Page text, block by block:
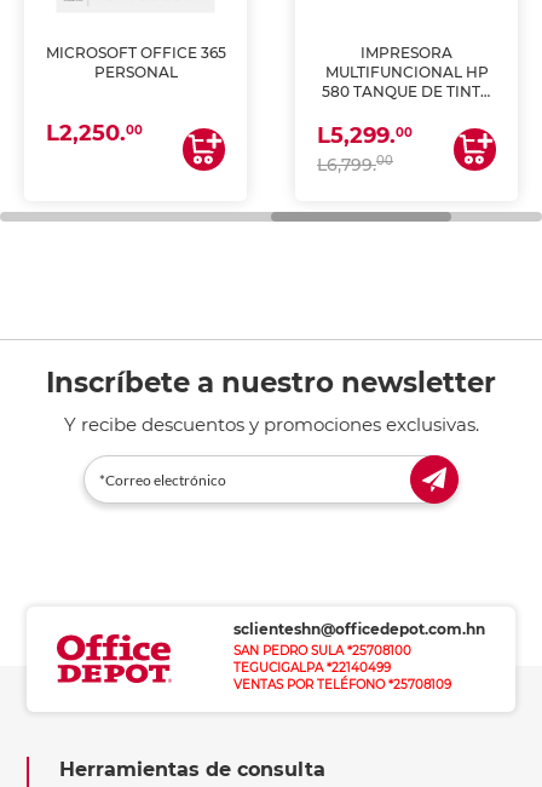
MICROSOFT OFFICE 365
PERSONAL
L2,250.00
IMPRESORA
MULTIFUNCIONAL HP
580 TANQUE DE TINTA
ESCANEA)
L5,299.00
L6,799.00
Inscríbete a nuestro newsletter
Y recibe descuentos y promociones exclusivas.
sclienteshn@officedepot.com.hn
SAN PEDRO SULA *25708100
TEGUCIGALPA *22140499
VENTAS POR TELÉFONO *25708109
Herramientas de consulta